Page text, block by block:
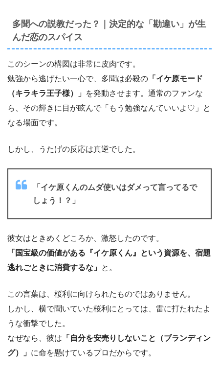
多聞への説教だった？｜決定的な「勘違い」が生
んだ恋のスパイス
このシーンの構図は非常に皮肉です。
勉強から逃げたい一心で、多聞は必殺の 「イケ原モード
（キラキラ王子様）」 を発動させます。通常のファンな
ら、その輝きに目が眩んで「もう勉強なんていいよ♡」と
なる場面です。
しかし、うたげの反応は真逆でした。
「イケ原くんのムダ使いはダメって言ってるで
しょう！？」
彼女はときめくどころか、激怒したのです。
「国宝級の価値がある『イケ原くん』という資源を、宿題
逃れごときに消費するな」 と。
この言葉は、桜利に向けられたものではありません。
しかし、横で聞いていた桜利にとっては、雷に打たれたよ
うな衝撃でした。
なぜなら、彼は 「自分を安売りしないこと（ブランディン
グ）」 に命を懸けているプロだからです。